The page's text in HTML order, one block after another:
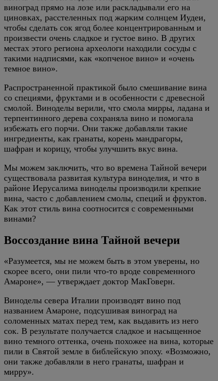
виноград прямо на лозе или раскладывали его на
циновках, расстеленных под жарким солнцем Иудеи,
чтобы сделать сок ягод более концентрированным и
произвести очень сладкое и густое вино. В других
местах этого региона археологи находили сосуды с
такими надписями, как «копченое вино» и «очень
темное вино».
Распространенной практикой было смешивание вина
со специями, фруктами и в особенности с древесной
смолой. Виноделы верили, что смола мирры, ладана и
терпентинного дерева сохраняла вино и помогала
избежать его порчи. Они также добавляли такие
ингредиенты, как гранаты, корень мандрагоры,
шафран и корицу, чтобы улучшить вкус вина.
Мы можем заключить, что во времена Тайной вечери
существовала развитая культура виноделия, и что в
районе Иерусалима виноделы производили крепкие
вина, часто с добавлением смолы, специй и фруктов.
Как этот стиль вина соотносится с современными
винами?
Воссоздание вина Тайной вечери
«Разумеется, мы не можем быть в этом уверены, но
скорее всего, они пили что-то вроде современного
Амароне», — утверждает доктор МакГоверн.
Виноделы севера Италии производят вино под
названием Амароне, подсушивая виноград на
соломенных матах перед тем, как выдавить из него
сок. В результате получается сладкое и насыщенное
вино темного оттенка, очень похожее на вина, которые
пили в Святой земле в библейскую эпоху. «Возможно,
они также добавляли в него гранаты, шафран и
мирру».